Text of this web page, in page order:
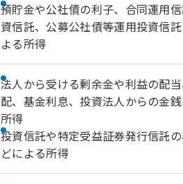
預貯金や公社債の利子、合同運用
資信託、公募公社債等運用投資信
よる所得
法人から受ける剰余金や利益の配
配、基金利息、投資法人からの金
所得
投資信託や特定受益証券発行信託
どによる所得